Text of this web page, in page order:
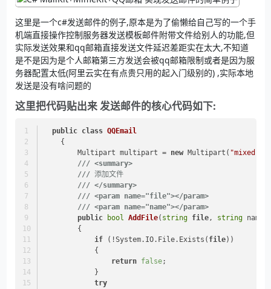
这里是一个c#发送邮件的例子,原本是为了偷懒给自己写的一个手
机端直接操作控制服务器发送模板邮件附带文件给别人的功能,但
实际发送效果和qq邮箱直接发送文件延迟差距实在太大,不知道
是不是因为是个人邮箱第三方发送会被qq邮箱限制或者是因为服
务器配置太低(阿里云实在有点贵只用的起入门级别的) ,实际本地
发送是没有啥问题的
这里把代码贴出来 发送邮件的核心代码如下:
public class QQEmail
    {
        Multipart multipart =
new Multipart( "mixed"
/// <summary>
/// 添加文件
/// </summary>
/// <param name="file"></param>
/// <param name="name"></param>
public
bool AddFile( string file, string name
        {
if (!System.IO.File.Exists( file))
            {
return false;
            }
try